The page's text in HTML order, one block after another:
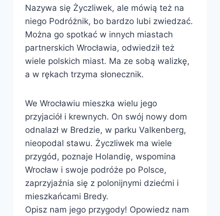
Nazywa się Życzliwek, ale mówią też na
niego Podróżnik, bo bardzo lubi zwiedzać.
Można go spotkać w innych miastach
partnerskich Wrocławia, odwiedził też
wiele polskich miast. Ma ze sobą walizkę,
a w rękach trzyma słonecznik.
We Wrocławiu mieszka wielu jego
przyjaciół i krewnych. On swój nowy dom
odnalazł w Bredzie, w parku Valkenberg,
nieopodal stawu. Życzliwek ma wiele
przygód, poznaje Holandię, wspomina
Wrocław i swoje podróże po Polsce,
zaprzyjaźnia się z polonijnymi dziećmi i
mieszkańcami Bredy.
Opisz nam jego przygody! Opowiedz nam